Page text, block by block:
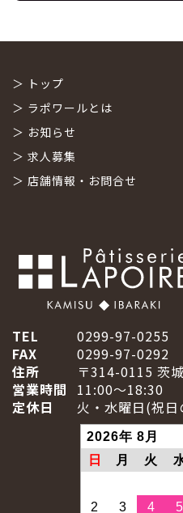
＞ トップ
＞ ラポワールとは
＞ お知らせ
＞ 求人募集
＞ 店舗情報・お問合せ
TEL
0299-97-0255
FAX
0299-97-0292
住所
〒314-0115 茨
営業時間
11:00～18:30
定休日
火・水曜日(祝
2026年 8月
日
月 火
2
3 4 5